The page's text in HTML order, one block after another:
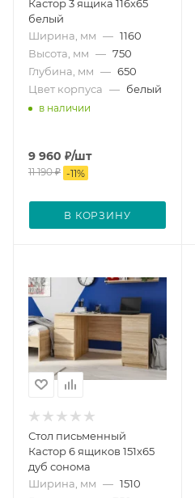
Кастор 3 ящика 116х65
белый
Ширина, мм — 1160
Высота, мм — 750
Глубина, мм — 650
Цвет корпуса — белый
в наличии
9 960 ₽/шт
11 190₽ -11%
В КОРЗИНУ
Стол письменный
Кастор 6 ящиков 151х65
дуб сонома
Ширина, мм — 1510